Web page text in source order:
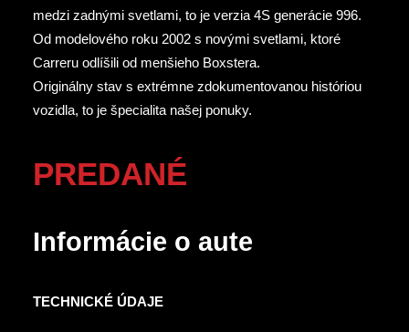
medzi zadnými svetlami, to je verzia 4S generácie 996.
Od modelového roku 2002 s novými svetlami, ktoré
Carreru odlíšili od menšieho Boxstera.
Originálny stav s extrémne zdokumentovanou históriou
vozidla, to je špecialita našej ponuky.
PREDANÉ
Informácie o aute
TECHNICKÉ ÚDAJE